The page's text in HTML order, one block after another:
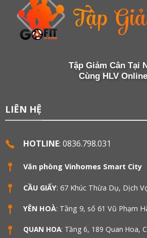
Tập Giảm Cân Tại
Cùng HLV Online
LIÊN HỆ
HOTLINE: 0836.798.031
Văn phòng Vinhomes Smart City
CẦU GIẤY: 67 Khúc Thừa Dụ, Dịch
YÊN HOÀ: Tầng 9, số 61 Vũ Phạm
QUAN HOA: Tầng 6, 189 Quan Hoa,